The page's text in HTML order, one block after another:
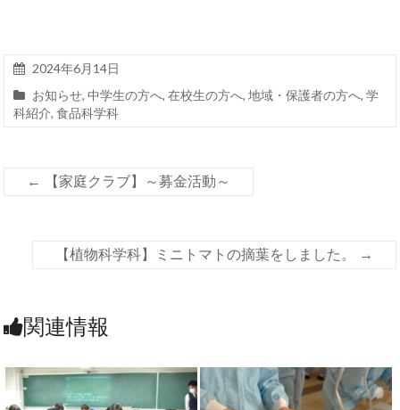
2024年6月14日
お知らせ,中学生の方へ,在校生の方へ,地域・保護者の方へ,学
科紹介,食品科学科
← 【家庭クラブ】～募金活動～
【植物科学科】ミニトマトの摘葉をしました。 →
関連情報